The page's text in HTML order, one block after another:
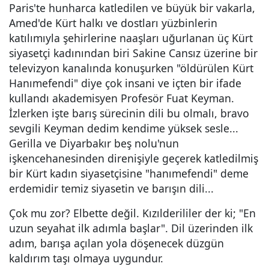
Paris'te hunharca katledilen ve büyük bir vakarla,
Amed'de Kürt halkı ve dostları yüzbinlerin
katılımıyla şehirlerine naaşları uğurlanan üç Kürt
siyasetçi kadınından biri Sakine Cansız üzerine bir
televizyon kanalında konuşurken "öldürülen Kürt
Hanımefendi" diye çok insani ve içten bir ifade
kullandı akademisyen Profesör Fuat Keyman.
İzlerken işte barış sürecinin dili bu olmalı, bravo
sevgili Keyman dedim kendime yüksek sesle...
Gerilla ve Diyarbakır beş nolu'nun
işkencehanesinden direnişiyle geçerek katledilmiş
bir Kürt kadın siyasetçisine "hanımefendi" deme
erdemidir temiz siyasetin ve barışın dili...
Çok mu zor? Elbette değil. Kızılderililer der ki; "En
uzun seyahat ilk adımla başlar". Dil üzerinden ilk
adım, barışa açılan yola döşenecek düzgün
kaldırım taşı olmaya uygundur.